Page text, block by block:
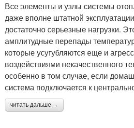
Все элементы и узлы системы
даже вполне штатной
достаточно серьезные нагрузки.
амплитудные перепады
которые усугубляются еще и
воздействиями некачественного
особенно в том случае, если
система подключается к
читать дальше →